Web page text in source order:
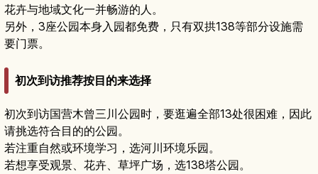
花卉与地域文化一并畅游的人。
另外，3座公园本身入园都免费，只有双拱138等部分设施需
要门票。
初次到访推荐按目的来选择
初次到访国营木曾三川公园时，要逛遍全部13处很困难，因此
请挑选符合目的的公园。
若注重自然或环境学习，选河川环境乐园。
若想享受观景、花卉、草坪广场，选138塔公园。